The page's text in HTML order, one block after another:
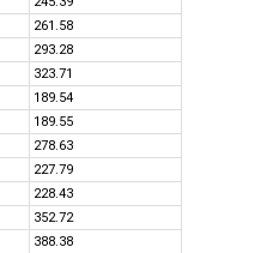
261.58
293.28
323.71
189.54
189.55
278.63
227.79
228.43
352.72
388.38